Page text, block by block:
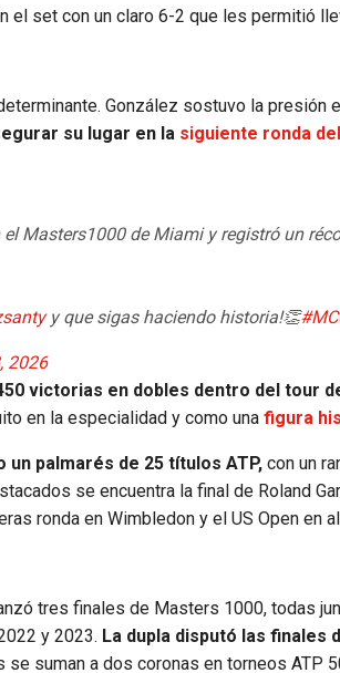
set con un claro 6-2 que les permitió
González sostuvo la presión
su lugar en la siguiente ronda
de Miami y registró un
y que sigas haciendo historia!👏
2026
victorias en dobles dentro del tour
en la especialidad y como una figura
un palmarés de 25 títulos ATP, con un
se encuentra la final de Roland
ronda en Wimbledon y el US Open en
tres finales de Masters 1000, todas
y 2023. La dupla disputó las finales
se suman a dos coronas en torneos ATP